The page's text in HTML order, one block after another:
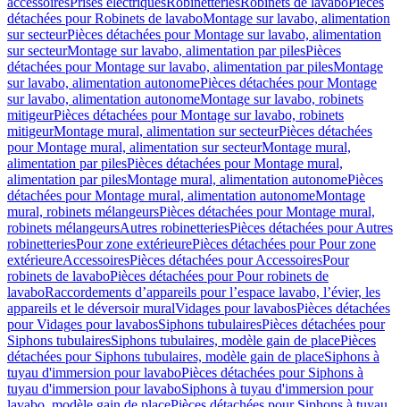
détachées pour Robinets de lavaboMontage sur lavabo, alimentation
sur secteurPièces détachées pour Montage sur lavabo, alimentation
sur secteurMontage sur lavabo, alimentation par pilesPièces
détachées pour Montage sur lavabo, alimentation par pilesMontage
sur lavabo, alimentation autonomePièces détachées pour Montage
sur lavabo, alimentation autonomeMontage sur lavabo, robinets
mitigeurPièces détachées pour Montage sur lavabo, robinets
mitigeurMontage mural, alimentation sur secteurPièces détachées
pour Montage mural, alimentation sur secteurMontage mural,
alimentation par pilesPièces détachées pour Montage mural,
alimentation par pilesMontage mural, alimentation autonomePièces
détachées pour Montage mural, alimentation autonomeMontage
mural, robinets mélangeursPièces détachées pour Montage mural,
robinets mélangeursAutres robinetteriesPièces détachées pour Autres
robinetteriesPour zone extérieurePièces détachées pour Pour zone
extérieureAccessoiresPièces détachées pour AccessoiresPour
robinets de lavaboPièces détachées pour Pour robinets de
lavaboRaccordements d’appareils pour l’espace lavabo, l’évier, les
appareils et le déversoir muralVidages pour lavabosPièces détachées
pour Vidages pour lavabosSiphons tubulairesPièces détachées pour
Siphons tubulairesSiphons tubulaires, modèle gain de placePièces
détachées pour Siphons tubulaires, modèle gain de placeSiphons à
tuyau d'immersion pour lavaboPièces détachées pour Siphons à
tuyau d'immersion pour lavaboSiphons à tuyau d'immersion pour